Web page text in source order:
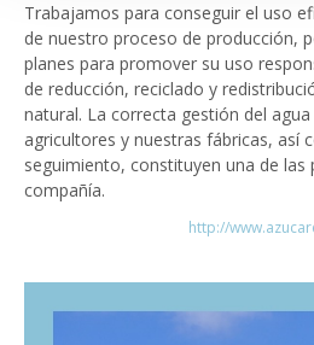
Trabajamos para conseguir el uso
de nuestro proceso de producción,
planes para promover su uso
de reducción, reciclado y
natural. La correcta gestión del
agricultores y nuestras fábricas, así
seguimiento, constituyen una de las
compañía.
http://